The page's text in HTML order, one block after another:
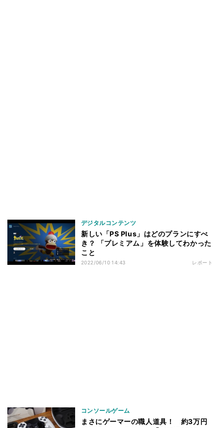
デジタルコンテンツ
新しい「PS Plus」はどのプランにすべ
き？ 「プレミアム」を体験してわかった
こと
2022/06/10 14:43 レポート
コンソールゲーム
まさにゲーマーの職人道具！ 約3万円